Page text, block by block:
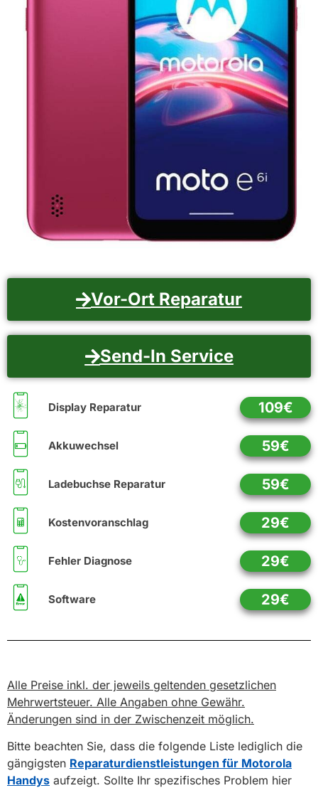
Vor-Ort Reparatur
Send-In Service
Display Reparatur 109€
Akkuwechsel 59€
Ladebuchse Reparatur 59€
Kostenvoranschlag 29€
Fehler Diagnose 29€
Software 29€
Alle Preise inkl. der jeweils geltenden gesetzlichen
Mehrwertsteuer. Alle Angaben ohne Gewähr.
Änderungen sind in der Zwischenzeit möglich.
Bitte beachten Sie, dass die folgende Liste lediglich die
gängigsten Reparaturdienstleistungen für Motorola
Handys aufzeigt. Sollte Ihr spezifisches Problem hier